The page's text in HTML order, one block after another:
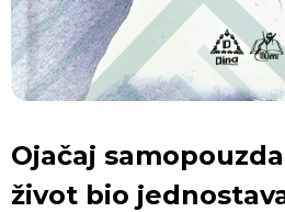
Ojačaj
život bio